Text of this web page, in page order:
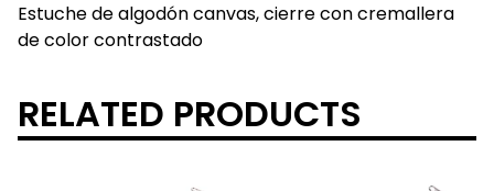
Estuche de algodón canvas, cierre con cremallera
de color contrastado
RELATED PRODUCTS